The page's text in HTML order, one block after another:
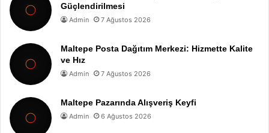
Güçlendirilmesi
Admin 7 Ağustos 2026
Maltepe Posta Dağıtım Merkezi: Hizmette Kalite
ve Hız
Admin 7 Ağustos 2026
Maltepe Pazarında Alışveriş Keyfi
Admin 6 Ağustos 2026